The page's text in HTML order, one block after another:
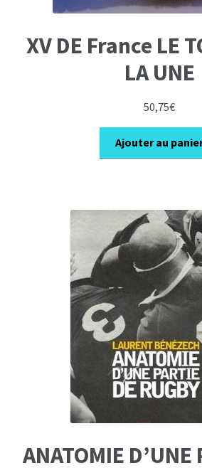
XV DE France LE
LA UNE
50,75€
Ajouter au
ANATOMIE D’UNE